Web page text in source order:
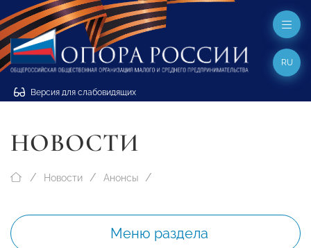
Версия для слабовидящих
RU
НОВОСТИ
Новости Анонсы
Меню раздела